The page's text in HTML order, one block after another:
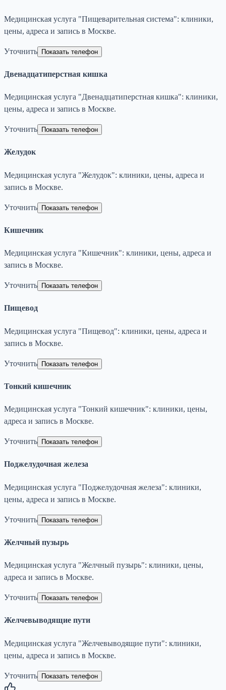
Медицинская услуга "Пищеварительная система": клиники,
цены, адреса и запись в Москве.
Уточнить Показать телефон
Двенадцатиперстная кишка
Медицинская услуга "Двенадцатиперстная кишка": клиники,
цены, адреса и запись в Москве.
Уточнить Показать телефон
Желудок
Медицинская услуга "Желудок": клиники, цены, адреса и
запись в Москве.
Уточнить Показать телефон
Кишечник
Медицинская услуга "Кишечник": клиники, цены, адреса и
запись в Москве.
Уточнить Показать телефон
Пищевод
Медицинская услуга "Пищевод": клиники, цены, адреса и
запись в Москве.
Уточнить Показать телефон
Тонкий кишечник
Медицинская услуга "Тонкий кишечник": клиники, цены,
адреса и запись в Москве.
Уточнить Показать телефон
Поджелудочная железа
Медицинская услуга "Поджелудочная железа": клиники,
цены, адреса и запись в Москве.
Уточнить Показать телефон
Желчный пузырь
Медицинская услуга "Желчный пузырь": клиники, цены,
адреса и запись в Москве.
Уточнить Показать телефон
Желчевыводящие пути
Медицинская услуга "Желчевыводящие пути": клиники,
цены, адреса и запись в Москве.
Уточнить Показать телефон